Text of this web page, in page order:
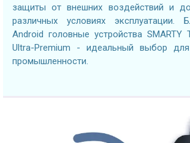
защиты от внешних воздействий и
различных условиях эксплуатации.
Android головные устройства SMARTY
Ultra-Premium - идеальный выбор для
промышленности.